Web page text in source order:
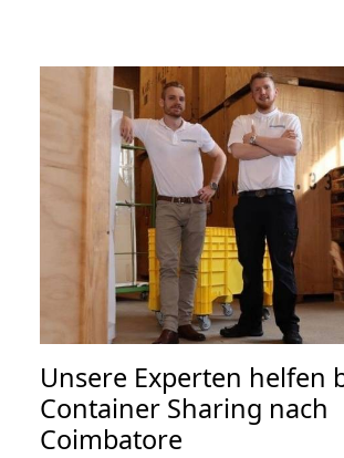
Unsere Experten helfen
Container Sharing nach
Coimbatore